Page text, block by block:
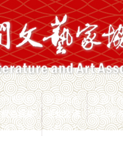
中国民协 民协动态
会员工
民协视频
通知公示
权益保护 文化交流
志愿服
地方民协
在线办公